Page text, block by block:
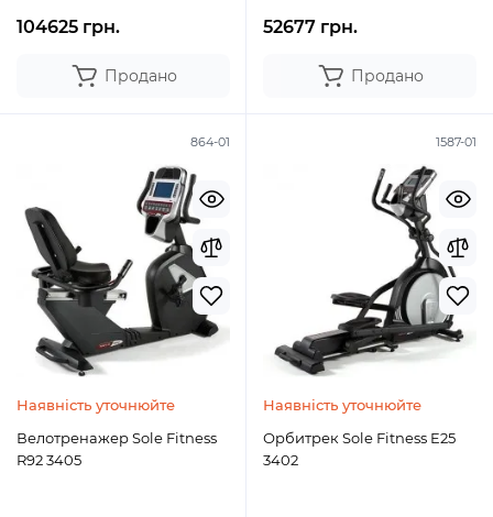
104625 грн.
Продано
52677 грн.
Продано
864-01
Наявність уточнюйте
Велотренажер Sole Fitness
R92 3405
1587-01
Наявність уточнюйте
Орбитрек Sole Fitness E25
3402